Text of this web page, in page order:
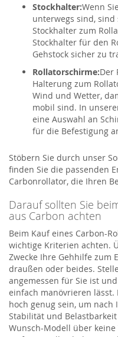
Stockhalter:Wenn
unterwegs sind,
Stockhalter zum
Stockhalter für den
Gehstock sicher zu
Rollatorschirme:Der
Halterung zum
Wind und Wetter,
mobil sind. In
eine Auswahl an
für die Befestigung
Stöbern Sie durch unser
finden Sie die passenden
Carbonrollator, die Ihren
Darauf sollten Sie
aus Carbon achten
Beim Kauf eines Carbon-
wichtige Kriterien achten.
Zwecke Ihre Gehhilfe zum
draußen oder beides.
angemessen für Sie ist
einfach manövrieren lässt.
hoch genug sein, um
Stabilität und
Wunsch-Modell über